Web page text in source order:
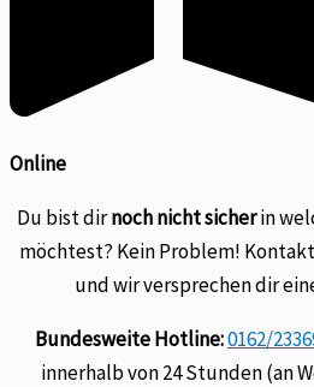
Online
Du bist dirnoch nicht sicherin
möchtest? Kein Problem!
und wir versprechen dir
Bundesweite Hotline:0162/
innerhalb von 24 Stunden (an